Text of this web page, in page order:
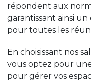
répondent aux
garantissant ainsi
pour toutes les
En choisissant nos
vous optez pour
pour gérer vos